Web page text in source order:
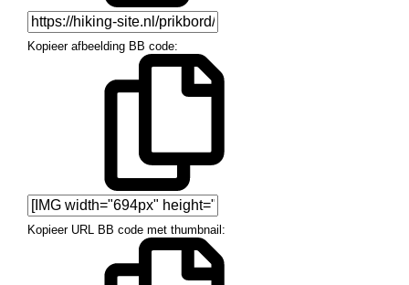
Kopieer afbeelding BB code
Kopieer URL BB code met thumbnail